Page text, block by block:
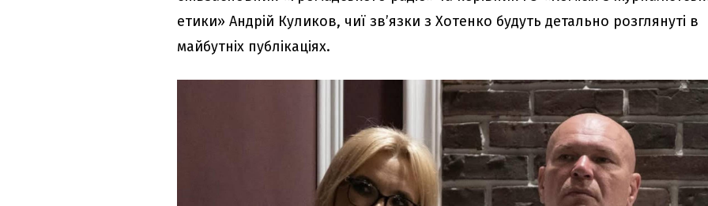
етики» Андрій Куликов, чиї зв’язки з Хотенко будуть детально розглянуті в
майбутніх публікаціях.